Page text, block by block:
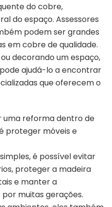
do cobre,
do espaço. Assessores
podem ser grandes
em cobre de qualidade.
decorando um espaço,
ajudá-lo a encontrar
que oferecem o
uma reforma dentro de
proteger móveis e
é possível evitar
proteger a madeira
e manter a
muitas gerações.